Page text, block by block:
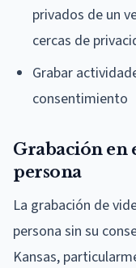
privados de un
cercas de
Grabar
consentimiento
Grabación en
persona
La grabación de
persona sin su
Kansas,